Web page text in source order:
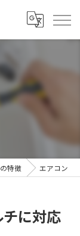
特徴 エアコン
に対応